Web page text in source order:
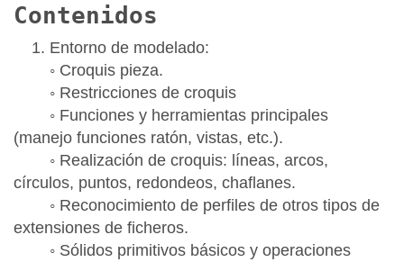
Contenidos
1. Entorno de modelado:
◦ Croquis pieza.
◦ Restricciones de croquis
◦ Funciones y herramientas principales
(manejo funciones ratón, vistas, etc.).
◦ Realización de croquis: líneas, arcos,
círculos, puntos, redondeos, chaflanes.
◦ Reconocimiento de perfiles de otros tipos de
extensiones de ficheros.
◦ Sólidos primitivos básicos y operaciones